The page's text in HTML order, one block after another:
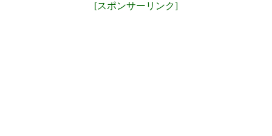
[スポンサーリンク]